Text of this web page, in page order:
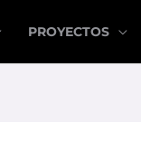
PROYECTOS